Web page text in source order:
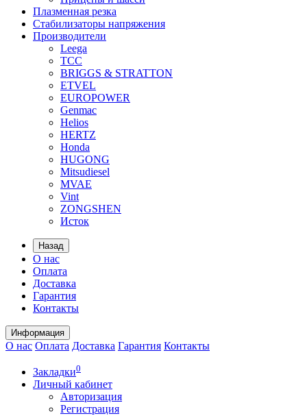
Плазменная резка
Стабилизаторы напряжения
Производители
Leega
ТСС
BRIGGS & STRATTON
ETVEL
EUROPOWER
Genmac
Helios
HERTZ
Honda
HUGONG
Mitsudiesel
MVAE
Vint
ZONGSHEN
Исток
Назад
О нас
Оплата
Доставка
Гарантия
Контакты
Информация
О нас Оплата Доставка Гарантия Контакты
Закладки0
Личный кабинет
Авторизация
Регистрация